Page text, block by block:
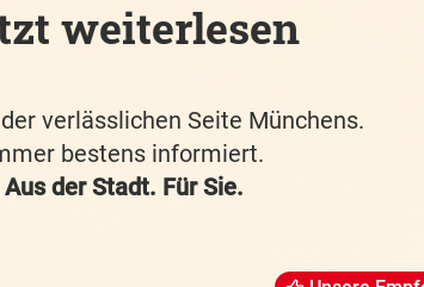
weiterlesen
verlässlichen Seite Münchens.
bestens informiert.
Aus der Stadt. Für Sie.